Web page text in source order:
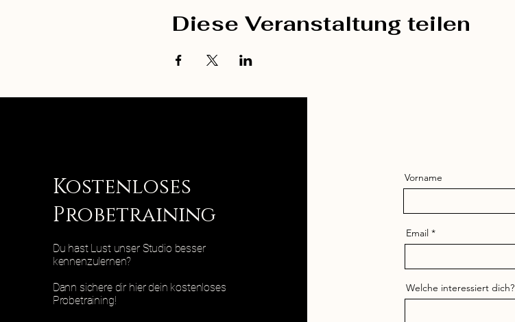
Diese Veranstaltung teilen
Kostenloses
Probetraining
Du hast Lust unser Studio besser
kennenzulernen?
Dann sichere dir hier dein kostenloses
Probetraining!
Vorname
Email
Welche interessiert dich?